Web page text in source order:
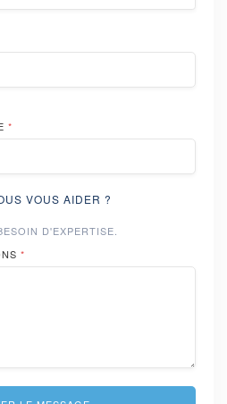
*
VOUS AIDER ?
D'EXPERTISE.
*